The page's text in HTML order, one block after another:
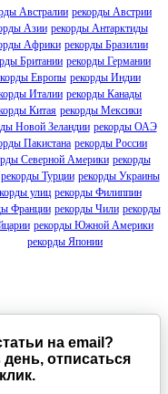
Австралии рекорды Австрии
Азии рекорды Антарктиды
Африки рекорды Бразилии
Британии рекорды Германии
Европы рекорды Индии
Италии рекорды Канады
Китая рекорды Мексики
Новой Зеландии рекорды ОАЭ
Пакистана рекорды России
Северной Америки рекорды
рекорды Турции рекорды Украины
улиц рекорды Филиппин
Франции рекорды Чили рекорды
рекорды Южной Америки
рекорды Японии
на email?
отписаться